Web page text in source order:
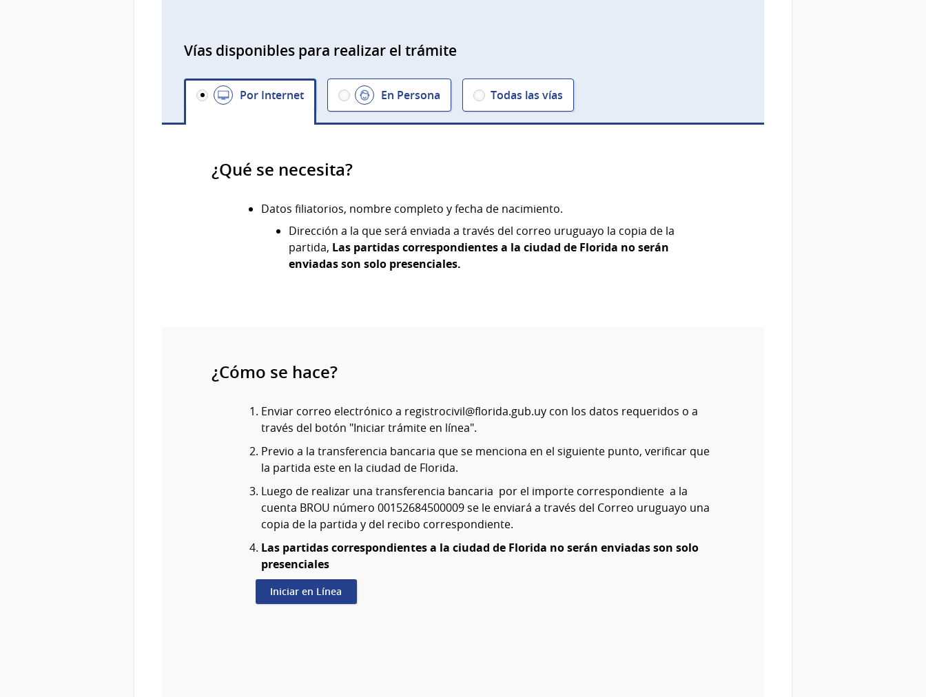
Vías disponibles para realizar el trámite
Por Internet En Persona Todas las vías
¿Qué se necesita?
Datos filiatorios, nombre completo y fecha de nacimiento.
Dirección a la que será enviada a través del correo uruguayo la copia de la
partida, Las partidas correspondientes a la ciudad de Florida no serán
enviadas son solo presenciales.
¿Cómo se hace?
Enviar correo electrónico a registrocivil@florida.gub.uy con los datos requeridos o a
través del botón "Iniciar trámite en línea".
Previo a la transferencia bancaria que se menciona en el siguiente punto, verificar que
la partida este en la ciudad de Florida.
Luego de realizar una transferencia bancaria por el importe correspondiente a la
cuenta BROU número 00152684500009 se le enviará a través del Correo uruguayo una
copia de la partida y del recibo correspondiente.
Las partidas correspondientes a la ciudad de Florida no serán enviadas son solo
presenciales
Iniciar en Línea